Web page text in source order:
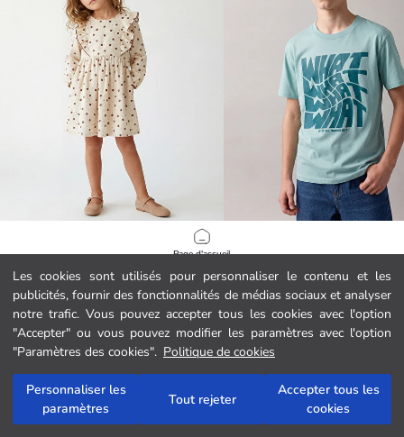
Les cookies sont utilisés pour personnaliser le contenu et les
publicités, fournir des fonctionnalités de médias sociaux et analyser
notre trafic. Vous pouvez accepter tous les cookies avec l'option
"Accepter" ou vous pouvez modifier les paramètres avec l'option
"Paramètres des cookies". Politique de cookies
Personnaliser les
paramètres
Tout rejeter
Accepter tous les
cookies
Page d'accueil
Catégories
Mon panier
Robe florale pour fille avec col rond.
249.00 MAD
T-shirt à col rond imprimé garçon
69.00 MAD
4253